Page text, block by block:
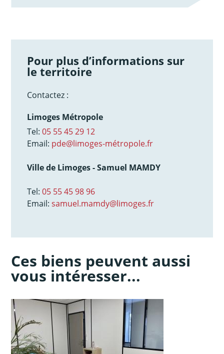
Pour plus d’informations sur
le territoire
Contactez :
Limoges Métropole
Tel:05 55 45 29 12
Email: pde@limoges-métropole.fr
Ville de Limoges - Samuel MAMDY
Tel:05 55 45 98 96
Email:samuel.mamdy@limoges.fr
Ces biens peuvent aussi
vous intéresser...